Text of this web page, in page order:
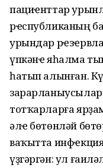
пациҽнттар
рҽспубликаның
урындар
үпкәнҽ яһалма
һатып алынған.
тотҡарларға
әлҽ бөтөнләй
ваҡытта
үҙгәргән: ул